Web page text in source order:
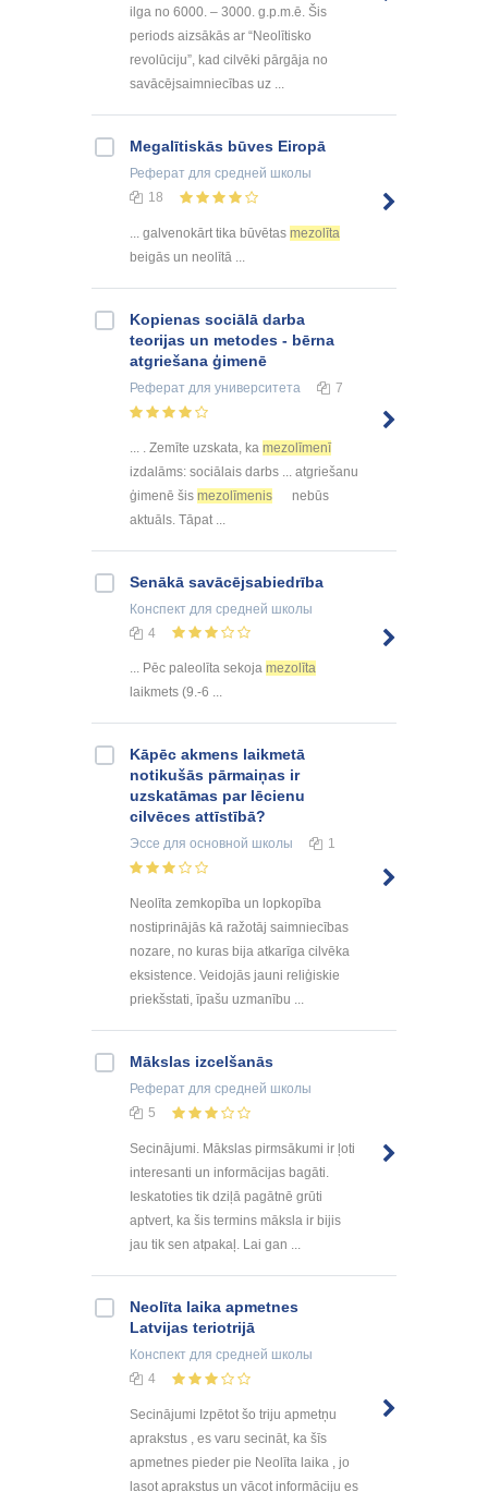
ilga no 6000. – 3000. g.p.m.ē. Šis
periods aizsākās ar “Neolītisko
revolūciju”, kad cilvēki pārgāja no
savācējsaimniecības uz ...
Megalītiskās būves Eiropā
Реферат для средней школы
18
... galvenokārt tika būvētas mezolīta
beigās un neolītā ...
Kopienas sociālā darba
teorijas un metodes - bērna
atgriešana ģimenē
Реферат для университета 7
... . Zemīte uzskata, ka mezolīmenī
izdalāms: sociālais darbs ... atgriešanu
ģimenē šis mezolīmenis
nebūs
aktuāls. Tāpat ...
Senākā savācējsabiedrība
Конспект для средней школы
4
... Pēc paleolīta sekoja mezolīta
laikmets (9.-6 ...
Kāpēc akmens laikmetā
notikušās pārmaiņas ir
uzskatāmas par lēcienu
cilvēces attīstībā?
Эссе для основной школы 1
Neolīta zemkopība un lopkopība
nostiprinājās kā ražotāj saimniecības
nozare, no kuras bija atkarīga cilvēka
eksistence. Veidojās jauni reliģiskie
priekšstati, īpašu uzmanību ...
Mākslas izcelšanās
Реферат для средней школы
5
Secinājumi. Mākslas pirmsākumi ir ļoti
interesanti un informācijas bagāti.
Ieskatoties tik dziļā pagātnē grūti
aptvert, ka šis termins māksla ir bijis
jau tik sen atpakaļ. Lai gan ...
Neolīta laika apmetnes
Latvijas teriotrijā
Конспект для средней школы
4
Secinājumi Izpētot šo triju apmetņu
aprakstus , es varu secināt, ka šīs
apmetnes pieder pie Neolīta laika , jo
lasot aprakstus un vācot informāciju es